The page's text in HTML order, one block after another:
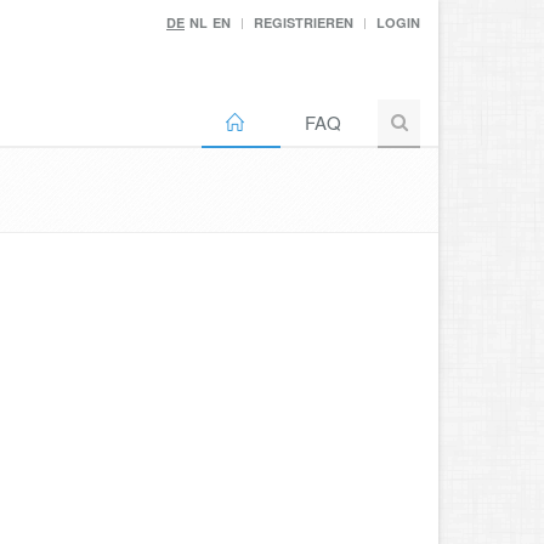
DE NL EN REGISTRIEREN LOGIN
FAQ